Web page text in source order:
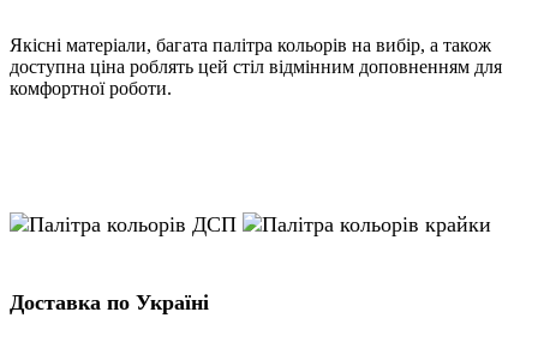
Якісні матеріали, багата палітра кольорів на вибір, а також
доступна ціна роблять цей стіл відмінним доповненням для
комфортної роботи.
Доставка по Україні